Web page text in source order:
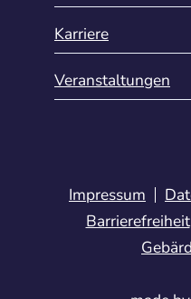
Karriere
Veranstaltungen
Impressum
Barrierefreiheit